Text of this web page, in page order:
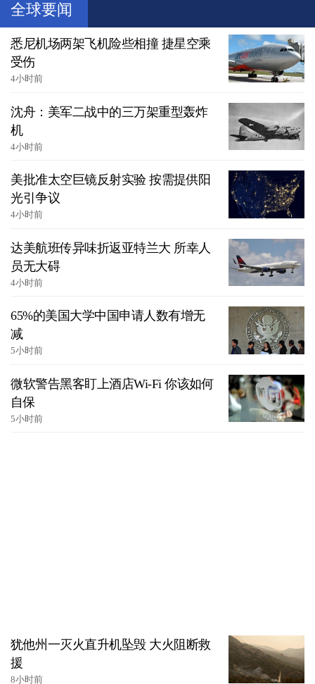
全球要闻
悉尼机场两架飞机险些相撞 捷星空乘
受伤
4小时前
沈舟：美军二战中的三万架重型轰炸
机
4小时前
美批准太空巨镜反射实验 按需提供阳
光引争议
4小时前
达美航班传异味折返亚特兰大 所幸人
员无大碍
4小时前
65%的美国大学中国申请人数有增无
减
5小时前
微软警告黑客盯上酒店Wi-Fi 你该如何
自保
5小时前
犹他州一灭火直升机坠毁 大火阻断救
援
8小时前